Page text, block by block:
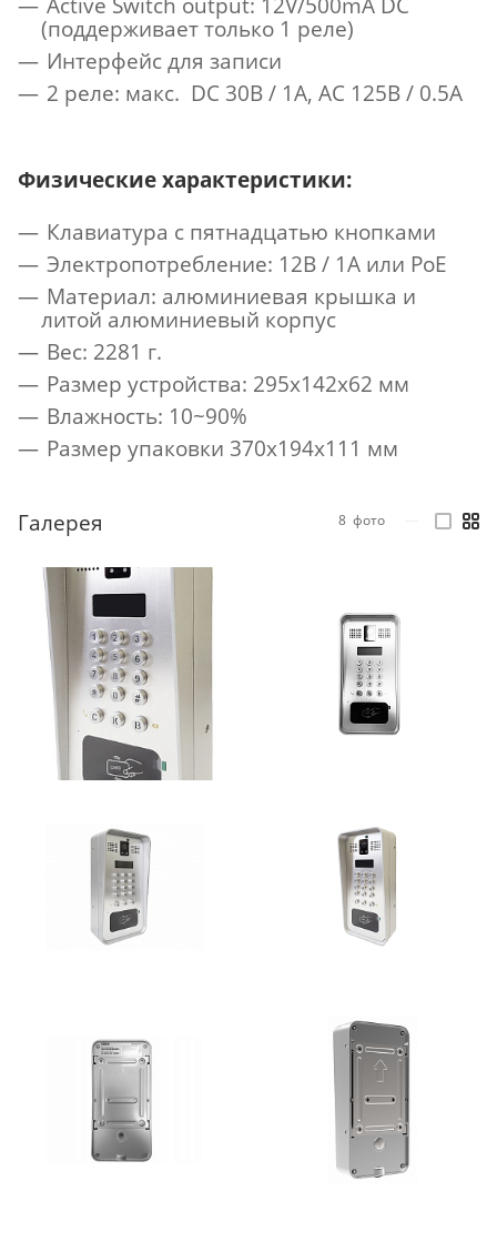
(поддерживает только 1 реле)
Интерфейс для записи
2 реле: макс. DC 30В / 1A, AC 125В / 0.5A
Физические характеристики:
Клавиатура с пятнадцатью кнопками
Электропотребление: 12В / 1А или PoE
Материал: алюминиевая крышка и
литой алюминиевый корпус
Вес: 2281 г.
Размер устройства: 295х142х62 мм
Влажность: 10~90%
Размер упаковки 370х194х111 мм
Галерея 8 фото